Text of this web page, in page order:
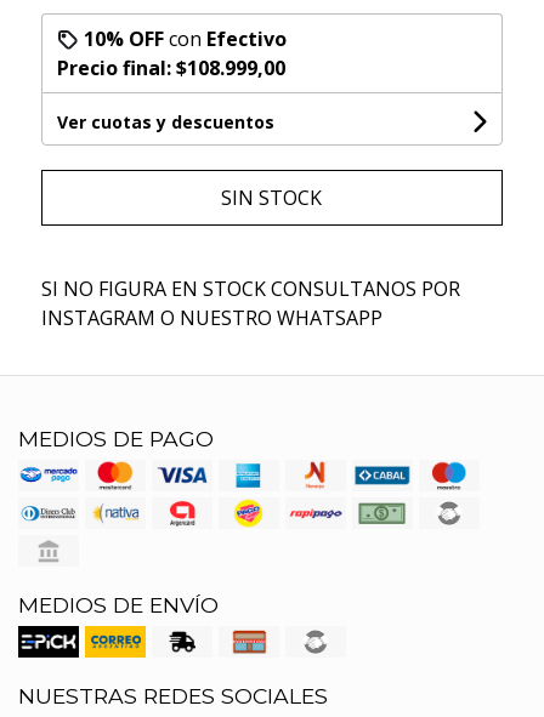
10% OFFcon Efectivo
Precio final:$108.999,00
Ver cuotas y descuentos
SIN STOCK
SI NO FIGURA EN STOCK CONSULTANOS POR
INSTAGRAM O NUESTRO WHATSAPP
MEDIOS DE PAGO
MEDIOS DE ENVÍO
NUESTRAS REDES SOCIALES